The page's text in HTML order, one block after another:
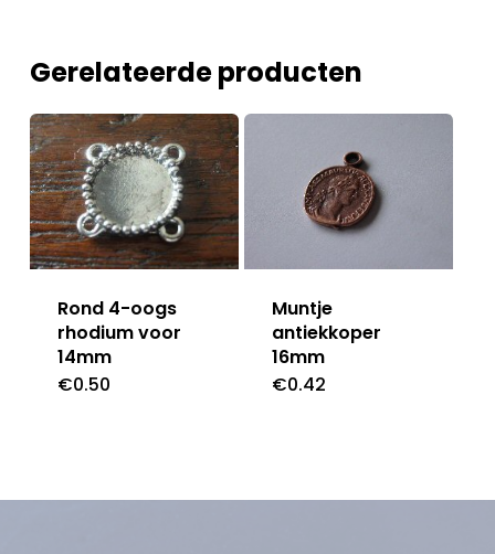
Gerelateerde producten
Rond 4-oogs
rhodium voor
14mm
€0.50
Muntje
antiekkoper
16mm
€0.42